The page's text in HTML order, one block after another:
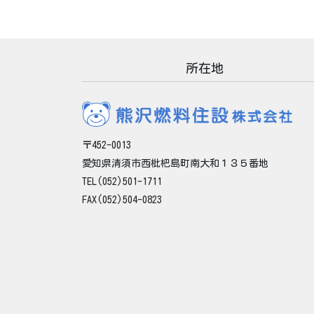
所在地
〒452-0013
愛知県清須市西枇杷島町南大和１３５番地
TEL(052)501-1711
FAX(052)504-0823